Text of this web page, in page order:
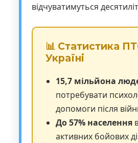
відчуватимуться
📊 Статистика
Україні
15,7 мільйона
потребувати
допомоги після
До 57% населення
активних бойових